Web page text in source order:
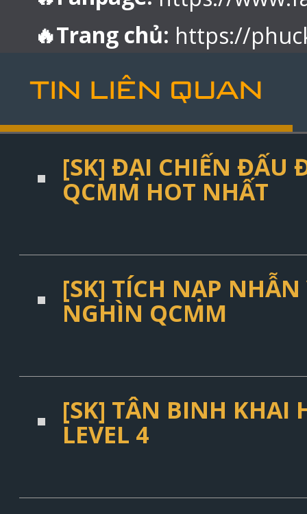
🔥Trang chủ: https://
TIN LIÊN QUAN
[SK] ĐẠI CHIẾN ĐẤU
QCMM HOT NHẤT
[SK] TÍCH NẠP
NGHÌN QCMM
[SK] TÂN BINH KHAI
LEVEL 4